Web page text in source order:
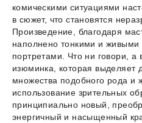
комическими ситуациями
в сюжет, что становятся
Произведение, благодаря
наполнено тонкими и живыми
портретами. Что ни говори, а
изюминка, которая выделяет
множества подобного рода и
использование зрительных
принципиально новый,
энергичный и насыщенный